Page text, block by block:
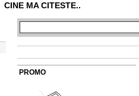
CINE MA CITESTE..
PROMO